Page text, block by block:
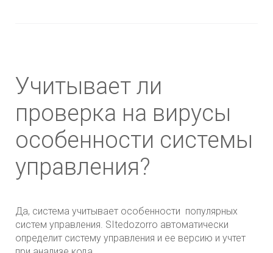
Учитывает ли
проверка на вирусы
особенности системы
управления?
Да, система учитывает особенности популярных
систем управления. SItedozorro автоматически
определит систему управления и ее версию и учтет